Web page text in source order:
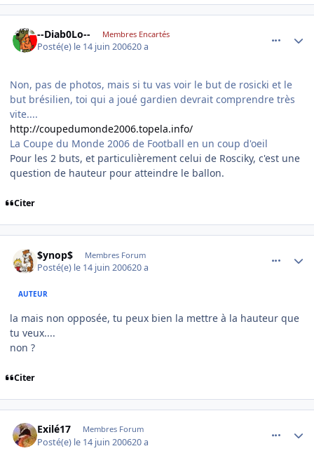
--Diab0Lo-- Membres Encartés
Posté(e) le 14 juin 200620 a
Non, pas de photos, mais si tu vas voir le but de rosicki et le
but brésilien, toi qui a joué gardien devrait comprendre très
vite....
http://coupedumonde2006.topela.info/
La Coupe du Monde 2006 de Football en un coup d'oeil
Pour les 2 buts, et particulièrement celui de Rosciky, c'est une
question de hauteur pour atteindre le ballon.
Citer
$ynop$ Membres Forum
Posté(e) le 14 juin 200620 a
AUTEUR
la mais non opposée, tu peux bien la mettre à la hauteur que
tu veux....
non ?
Citer
Exilé17 Membres Forum
Posté(e) le 14 juin 200620 a